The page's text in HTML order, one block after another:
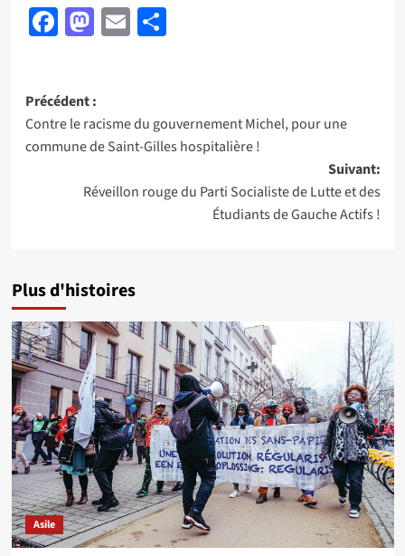
Facebook
Mastodon
EmailPartager
Navigation
d’article
Précédent :
Contre le racisme du gouvernement Michel, pour une
commune de Saint-Gilles hospitalière !
Suivant:
Réveillon rouge du Parti Socialiste de Lutte et des
Étudiants de Gauche Actifs !
Plus d'histoires
Asile